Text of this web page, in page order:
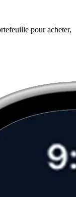
pour acheter,